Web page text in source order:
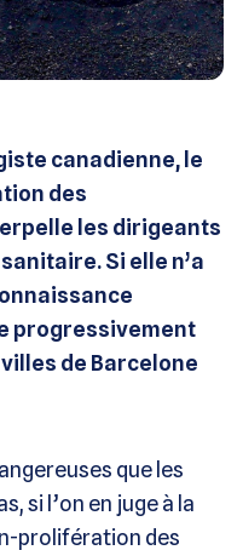
canadienne, le
des
les dirigeants
Si elle n’a
progressivement
de Barcelone
que les
si l’on en juge à la
prolifération des